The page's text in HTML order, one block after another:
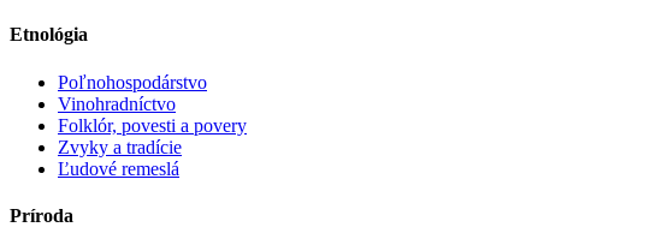
Etnológia
Poľnohospodárstvo
Vinohradníctvo
Folklór, povesti a povery
Zvyky a tradície
Ľudové remeslá
Príroda